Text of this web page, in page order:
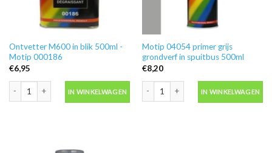
Ontvetter M600 in blik 500ml -
Motip 000186
€6,95
IN WINKELWAGEN
Motip 04054 primer grijs
grondverf in spuitbus 500ml
€8,20
IN WINKELWAGEN